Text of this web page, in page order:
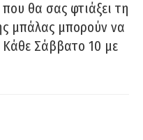
θα σας φτιάξει τη
μπάλας μπορούν να
Σάββατο 10 με